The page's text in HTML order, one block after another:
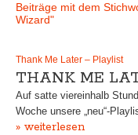
Beiträge mit dem
Wizard"
Thank Me Later – Playlist
THANK ME
Auf satte viereinhalb
Woche unsere „neu“-
» weiterlesen